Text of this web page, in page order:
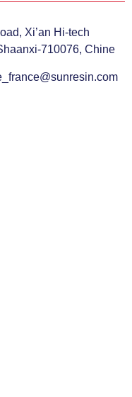
Xi’an Hi-tech
710076, Chine